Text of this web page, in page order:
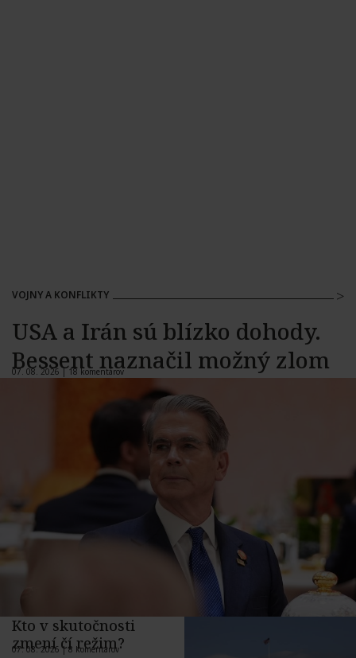
VOJNY A KONFLIKTY
USA a Irán sú blízko dohody.
Bessent naznačil možný zlom
07. 08. 2026 |18 komentárov
Kto v skutočnosti
zmení čí režim?
07. 08. 2026 |8 komentárov